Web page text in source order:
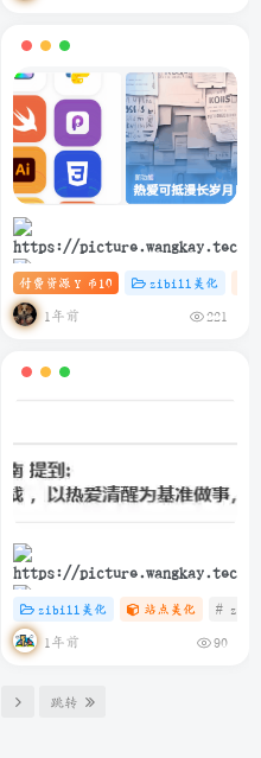
# C # HTML
子比主题 – 滚动图标推荐卡片
（第三版）
付费资源 Y 币 10 zibill美化
1年前 221
# C # java
简洁而美丽：如何在博客中优
雅展示网易云热评
zibill美化 站点美化 #
1年前 90
跳转